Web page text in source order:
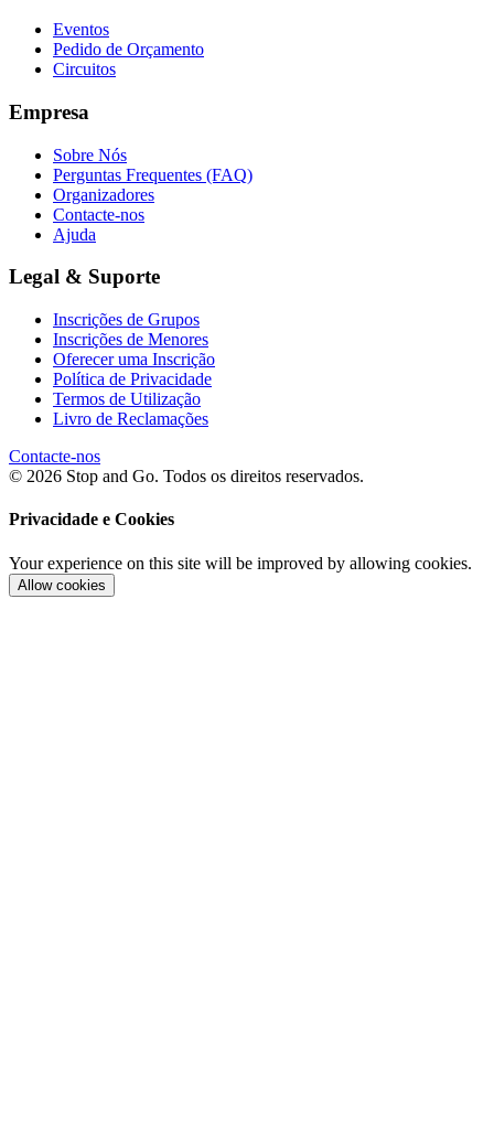
Eventos
Pedido de Orçamento
Circuitos
Empresa
Sobre Nós
Perguntas Frequentes (FAQ)
Organizadores
Contacte-nos
Ajuda
Legal & Suporte
Inscrições de Grupos
Inscrições de Menores
Oferecer uma Inscrição
Política de Privacidade
Termos de Utilização
Livro de Reclamações
Contacte-nos
© 2026 Stop and Go. Todos os direitos reservados.
Privacidade e Cookies
Your experience on this site will be improved by allowing cookies.
Allow cookies